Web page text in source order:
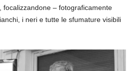
focalizzandone – fotograficamente
i neri e tutte le sfumature visibili